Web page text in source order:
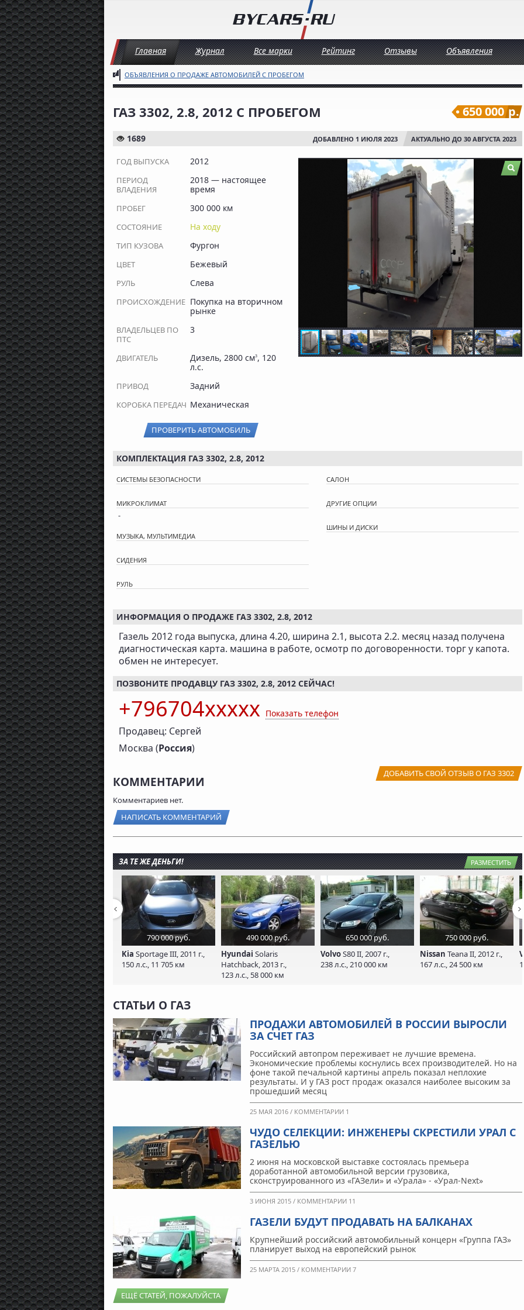
Главная Журнал Все марки Рейтинг Отзывы Объявления
ОБЪЯВЛЕНИЯ О ПРОДАЖЕ АВТОМОБИЛЕЙ С ПРОБЕГОМ
ГАЗ 3302, 2.8, 2012 С ПРОБЕГОМ 650 000 р.
1689 ДОБАВЛЕНО 1 ИЮЛЯ 2023 АКТУАЛЬНО ДО 30 АВГУСТА 2023
ГОД ВЫПУСКА 2012
ПЕРИОД
ВЛАДЕНИЯ
2018 — настоящее
время
ПРОБЕГ 300 000 км
СОСТОЯНИЕ На ходу
ТИП КУЗОВА Фургон
ЦВЕТ Бежевый
РУЛЬ Слева
ПРОИСХОЖДЕНИЕ Покупка на вторичном
рынке
ВЛАДЕЛЬЦЕВ ПО
ПТС
3
ДВИГАТЕЛЬ Дизель, 2800 см3, 120
л.с.
ПРИВОД Задний
КОРОБКА ПЕРЕДАЧ Механическая
ПРОВЕРИТЬ АВТОМОБИЛЬ
КОМПЛЕКТАЦИЯ ГАЗ 3302, 2.8, 2012
СИСТЕМЫ БЕЗОПАСНОСТИ
МИКРОКЛИМАТ
-
МУЗЫКА, МУЛЬТИМЕДИА
СИДЕНИЯ
РУЛЬ
САЛОН
ДРУГИЕ ОПЦИИ
ШИНЫ И ДИСКИ
ИНФОРМАЦИЯ О ПРОДАЖЕ ГАЗ 3302, 2.8, 2012
Газель 2012 года выпуска, длина 4.20, ширина 2.1, высота 2.2. месяц назад получена
диагностическая карта. машина в работе, осмотр по договоренности. торг у капота.
обмен не интересует.
ПОЗВОНИТЕ ПРОДАВЦУ ГАЗ 3302, 2.8, 2012 СЕЙЧАС!
+796704xxxxx Показать телефон
Продавец: Сергей
Москва (Россия)
ДОБАВИТЬ СВОЙ ОТЗЫВ О ГАЗ 3302
КОММЕНТАРИИ
Комментариев нет.
НАПИСАТЬ КОММЕНТАРИЙ
ЗА ТЕ ЖЕ ДЕНЬГИ! РАЗМЕСТИТЬ
790 000 руб.
Kia Sportage III, 2011 г.,
150 л.с., 11 705 км
490 000 руб.
Hyundai Solaris
Hatchback, 2013 г.,
123 л.с., 58 000 км
650 000 руб.
VolvoS80 II, 2007 г.,
238 л.с., 210 000 км
750 000 руб.
Nissan Teana II, 2012 г.,
167 л.с., 24 500 км
СТАТЬИ О ГАЗ
ПРОДАЖИ АВТОМОБИЛЕЙ В РОССИИ ВЫРОСЛИ
ЗА СЧЕТ ГАЗ
Российский автопром переживает не лучшие времена.
Экономические проблемы коснулись всех производителей. Но на
фоне такой печальной картины апрель показал неплохие
результаты. И у ГАЗ рост продаж оказался наиболее высоким за
прошедший месяц
25 МАЯ 2016 / КОММЕНТАРИИ 1
ЧУДО СЕЛЕКЦИИ: ИНЖЕНЕРЫ СКРЕСТИЛИ УРАЛ С
ГАЗЕЛЬЮ
2 июня на московской выставке состоялась премьера
доработанной автомобильной версии грузовика,
сконструированного из «ГАЗели» и «Урала» - «Урал-Next»
3 ИЮНЯ 2015 / КОММЕНТАРИИ 11
ГАЗЕЛИ БУДУТ ПРОДАВАТЬ НА БАЛКАНАХ
Крупнейший российский автомобильный концерн «Группа ГАЗ»
планирует выход на европейский рынок
25 МАРТА 2015 / КОММЕНТАРИИ 7
ЕЩЁ СТАТЕЙ, ПОЖАЛУЙСТА